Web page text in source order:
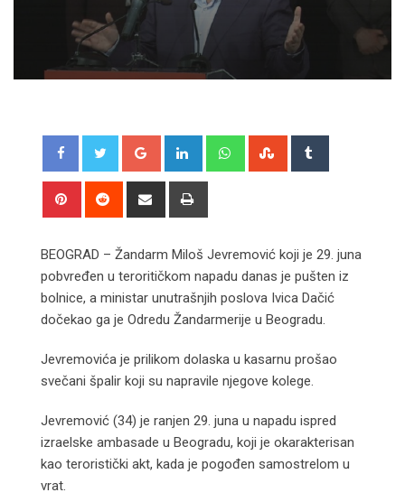
Google+ LinkedIn WhatsappStumbleUpon
Pinterest Reddit
Share
BEOGRAD – Žandarm Miloš Jevremović koji je 29. juna
pobvređen u teroritičkom napadu danas je pušten iz
bolnice, a ministar unutrašnjih poslova Ivica Dačić
dočekao ga je Odredu Žandarmerije u Beogradu.
Jevremovića je prilikom dolaska u kasarnu prošao
svečani špalir koji su napravile njegove kolege.
Jevremović (34) je ranjen 29. juna u napadu ispred
izraelske ambasade u Beogradu, koji je okarakterisan
kao teroristički akt, kada je pogođen samostrelom u
vrat.